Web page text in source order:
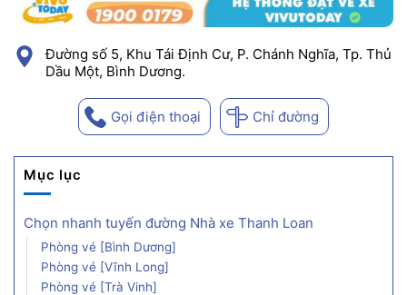
Đường số 5, Khu Tái Định Cư, P. Chánh Nghĩa, Tp. Thủ
Dầu Một, Bình Dương.
Gọi điện thoại Chỉ đường
Mục lục
Chọn nhanh tuyến đường Nhà xe Thanh Loan
Phòng vé [Bình Dương]
Phòng vé [Vĩnh Long]
Phòng vé [Trà Vinh]